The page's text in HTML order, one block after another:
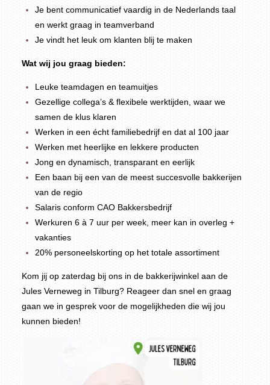
Je bent communicatief vaardig in de Nederlands taal
en werkt graag in teamverband
Je vindt het leuk om klanten blij te maken
Wat wij jou graag bieden:
Leuke teamdagen en teamuitjes
Gezellige collega’s & flexibele werktijden, waar we
samen de klus klaren
Werken in een écht familiebedrijf en dat al 100 jaar
Werken met heerlijke en lekkere producten
Jong en dynamisch, transparant en eerlijk
Een baan bij een van de meest succesvolle bakkerijen
van de regio
Salaris conform CAO Bakkersbedrijf
Werkuren 6 à 7 uur per week, meer kan in overleg +
vakanties
20% personeelskorting op het totale assortiment
Kom jij op zaterdag bij ons in de bakkerijwinkel aan de
Jules Verneweg in Tilburg? Reageer dan snel en graag
gaan we in gesprek voor de mogelijkheden die wij jou
kunnen bieden!